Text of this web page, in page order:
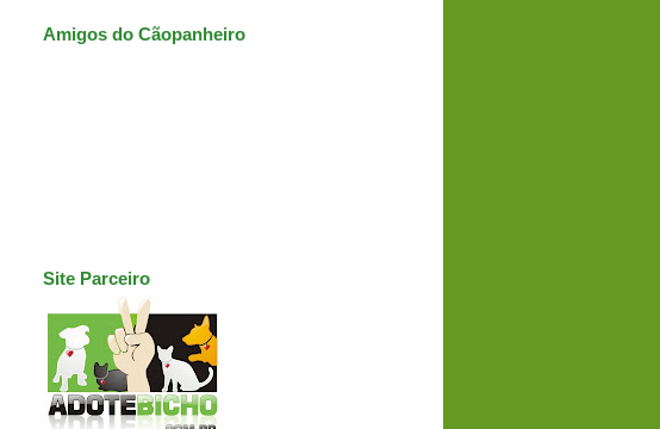
Amigos do Cãopanheiro
Site Parceiro